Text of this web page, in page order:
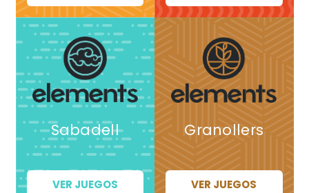
Sabadell
VER JUEGOS
Granollers
VER JUEGOS